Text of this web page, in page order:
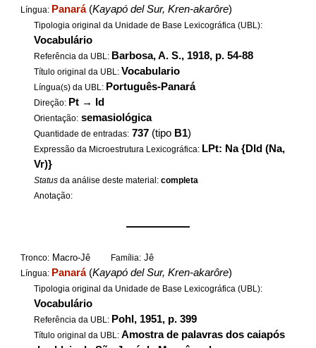
Língua: Panará(Kayapó del Sur, Kren-akarôre)
Tipologia original da Unidade de Base Lexicográfica (UBL):
Vocabulário
Referência da UBL: Barbosa, A. S., 1918, p. 54-88
Título original da UBL: Vocabulario
Língua(s) da UBL: Português-Panará
Direção: Pt → Id
Orientação: semasiológica
Quantidade de entradas: 737 (tipo B1)
Expressão da Microestrutura Lexicográfica: LPt: Na {DId (Na,
Vr)}
Status da análise deste material:completa
Anotação:
——————
Tronco: Macro-Jê Família: Jê
Língua: Panará(Kayapó del Sur, Kren-akarôre)
Tipologia original da Unidade de Base Lexicográfica (UBL):
Vocabulário
Referência da UBL: Pohl, 1951, p. 399
Título original da UBL:Amostra de palavras dos caiapós